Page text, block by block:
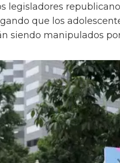
legisladores
que los
siendo manipulados